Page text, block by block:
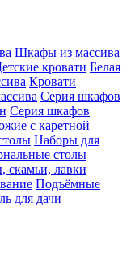
Шкафы из массива
кровати Белая
Кровати
Серия шкафов
Серия шкафов
с каретной
Наборы для
столы
скамьи, лавки
Подъёмные
для дачи